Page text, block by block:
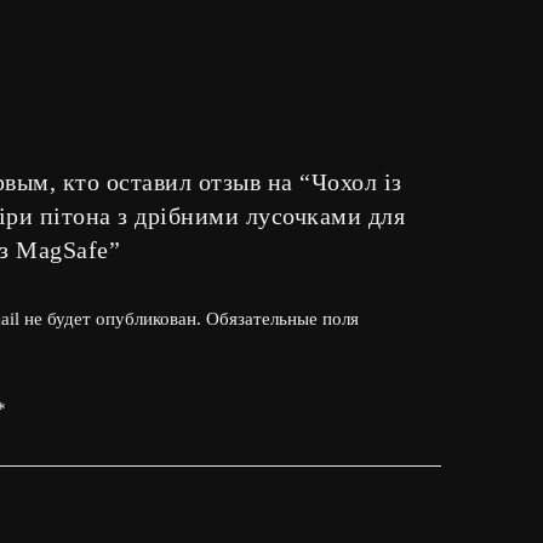
фурнітури. Оскільки аксесуар з натуральної
iPhone не тільки з шкіри пітона, але й інших
– завжди вигідно та приємно.
кто оставил отзыв на “Чохол із
пітона з дрібними лусочками для
MagSafe”
не будет опубликован. Обязательные поля